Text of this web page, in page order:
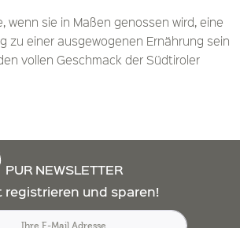
wenn sie in Maßen genossen wird, eine
zu einer ausgewogenen Ernährung sein
vollen Geschmack der Südtiroler
PUR NEWSLETTER
registrieren und sparen!